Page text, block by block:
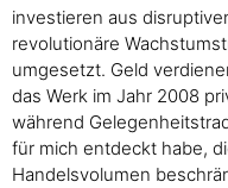
investieren aus
revolutionäre
umgesetzt. Geld
das Werk im Jahr 2008
während
für mich entdeckt habe,
Handelsvolumen